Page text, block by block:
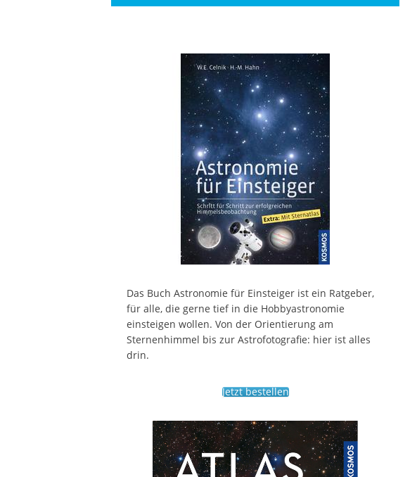
Das Buch Astronomie für Einsteiger ist ein Ratgeber,
für alle, die gerne tief in die Hobbyastronomie
einsteigen wollen. Von der Orientierung am
Sternenhimmel bis zur Astrofotografie: hier ist alles
drin.
Jetzt bestellen